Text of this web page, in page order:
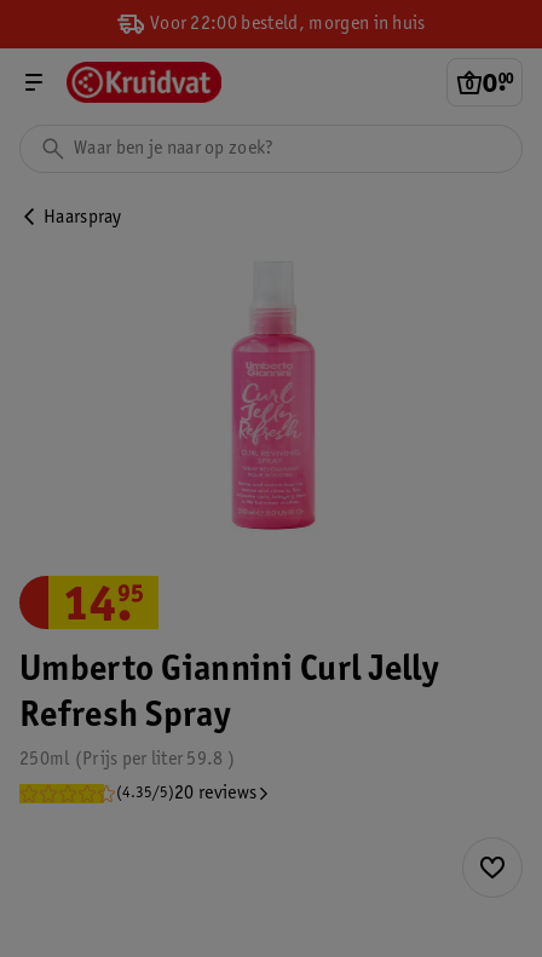
Voor 22:00 besteld, morgen in huis
0.
00
Haarspray
Umberto Giannini Curl Jelly
Refresh Spray
250ml 59.8
Prijs per liter
(4.35/5)20 reviews
14.
95